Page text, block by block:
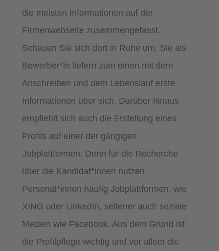
die meisten Informationen auf der
Firmenwebseite zusammengefasst.
Schauen Sie sich dort in Ruhe um. Sie als
Bewerber*in liefern zum einen mit dem
Anschreiben und dem Lebenslauf erste
Informationen über sich. Darüber hinaus
empfiehlt sich auch die Erstellung eines
Profils auf einer der gängigen
Jobplattformen. Denn für die Recherche
über die Kandidat*innen nutzen
Personal*innen häufig Jobplattformen, wie
XING oder LinkedIn, seltener auch soziale
Medien wie Facebook. Aus dem Grund ist
die Profilpflege wichtig und vor allem die